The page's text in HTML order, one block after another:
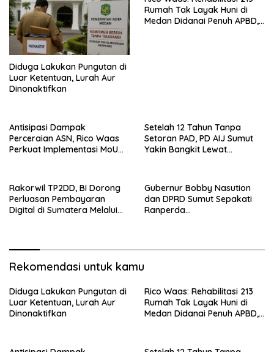
Diduga Lakukan Pungutan di
Luar Ketentuan, Lurah Aur
Dinonaktifkan
Rumah Tak Layak Huni di
Medan Didanai Penuh APBD,
Antisipasi Dampak
Perceraian ASN, Rico Waas
Perkuat Implementasi MoU
Setelah 12 Tahun Tanpa
Setoran PAD, PD AIJ Sumut
Yakin Bangkit Lewat
Rakorwil TP2DD, BI Dorong
Perluasan Pembayaran
Digital di Sumatera Melalui
Gubernur Bobby Nasution
dan DPRD Sumut Sepakati
Ranperda
Rekomendasi untuk kamu
Diduga Lakukan Pungutan di
Luar Ketentuan, Lurah Aur
Dinonaktifkan
Rico Waas: Rehabilitasi 213
Rumah Tak Layak Huni di
Medan Didanai Penuh APBD,